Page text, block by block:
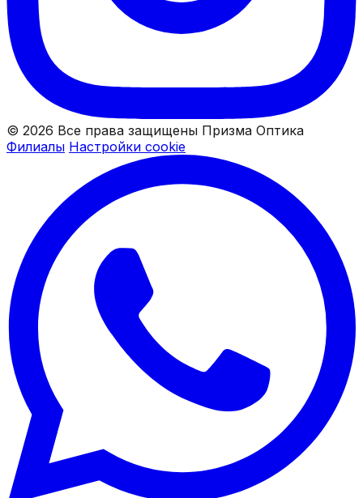
© 2026 Все права защищены Призма Оптика
Филиалы Настройки cookie